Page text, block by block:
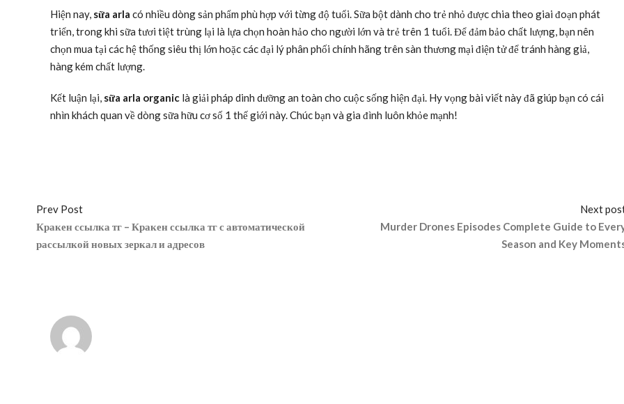
Hiện nay, sữa arla có nhiều dòng sản phẩm phù hợp với từng độ tuổi. Sữa bột dành cho trẻ nhỏ được chia theo giai đoạn phát
triển, trong khi sữa tươi tiệt trùng lại là lựa chọn hoàn hảo cho người lớn và trẻ trên 1 tuổi. Để đảm bảo chất lượng, bạn nên
chọn mua tại các hệ thống siêu thị lớn hoặc các đại lý phân phối chính hãng trên sàn thương mại điện tử để tránh hàng giả,
hàng kém chất lượng.
Kết luận lại, sữa arla organic là giải pháp dinh dưỡng an toàn cho cuộc sống hiện đại. Hy vọng bài viết này đã giúp bạn có cái
nhìn khách quan về dòng sữa hữu cơ số 1 thế giới này. Chúc bạn và gia đình luôn khỏe mạnh!
Prev Post
Кракен ссылка тг – Кракен ссылка тг с автоматической
рассылкой новых зеркал и адресов
Next
Murder Drones Episodes Complete Guide to
Season and Key